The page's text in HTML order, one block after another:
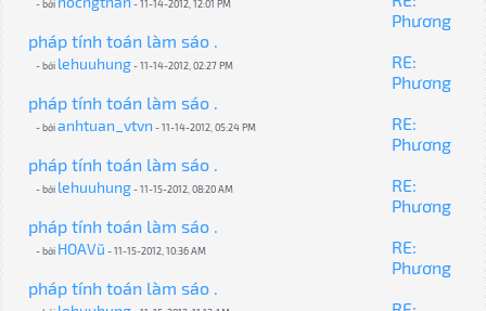
- bởi - 11-14-2012, 12:01 PM
Phương
pháp tính toán làm sáo .
- bởi lehuuhung- 11-14-2012, 02:27 PM
RE:
Phương
pháp tính toán làm sáo .
- bởianhtuan_vtvn - 11-14-2012, 05:24 PM
RE:
Phương
pháp tính toán làm sáo .
- bởi lehuuhung- 11-15-2012, 08:20 AM
RE:
Phương
pháp tính toán làm sáo .
- bởi HOAVũ - 11-15-2012, 10:36 AM
RE:
Phương
pháp tính toán làm sáo .